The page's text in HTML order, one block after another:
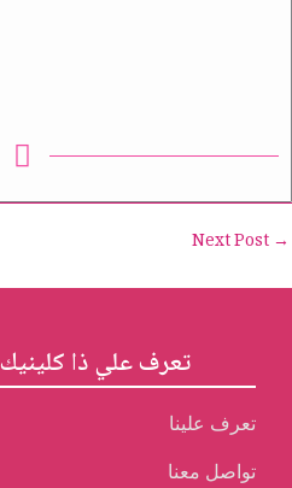
Next Post →
تعرف علي ذا كلينيك
تعرف علينا
تواصل معنا